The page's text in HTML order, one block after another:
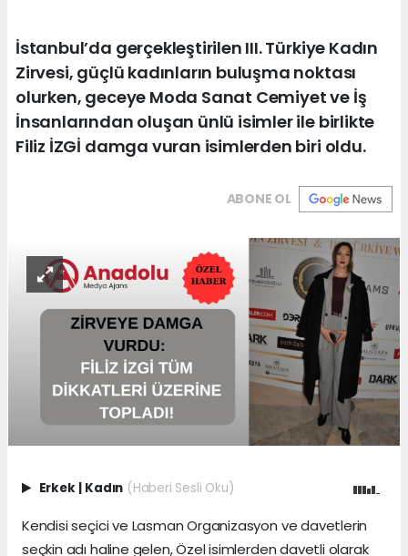
İstanbul’da gerçekleştirilen III. Türkiye Kadın
Zirvesi, güçlü kadınların buluşma noktası
olurken, geceye Moda Sanat Cemiyet ve İş
İnsanlarından oluşan ünlü isimler ile birlikte
Filiz İZGİ damga vuran isimlerden biri oldu.
ABONE OL
Erkek | Kadın (Haberi Sesli Oku)
Kendisi seçici ve Lasman Organizasyon ve davetlerin
seçkin adı haline gelen, Özel isimlerden davetli olarak